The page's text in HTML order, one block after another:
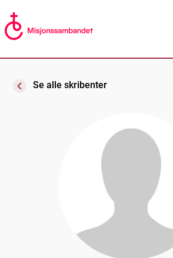
Se alle skribenter